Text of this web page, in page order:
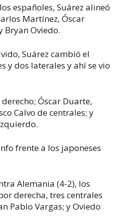
españoles, Suárez alineó
Martínez, Óscar
Bryan Oviedo.
Suárez cambió el
y dos laterales y ahí se vio
Óscar Duarte,
Calvo de centrales; y
frente a los japoneses
Alemania (4-2), los
derecha, tres centrales
Pablo Vargas; y Oviedo